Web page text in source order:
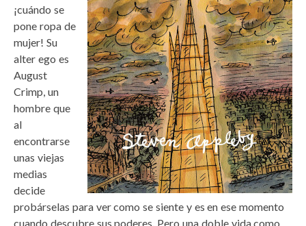
¡cuándo se
pone ropa de
mujer! Su
alter ego es
August
Crimp, un
hombre que
al
encontrarse
unas viejas
medias
decide
probárselas para ver como se siente y es en ese momento
cuando descubre sus poderes. Pero una doble vida como